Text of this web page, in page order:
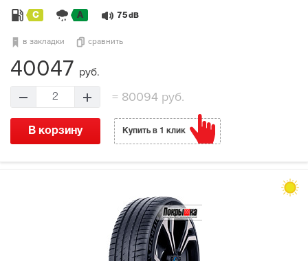
C A 75 dB
в закладки сравнить
40047 руб.
2 = 80094 руб.
В корзину Купить в 1 клик